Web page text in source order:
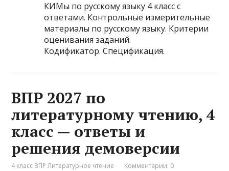
КИМы по русскому языку 4 класс с
ответами. Контрольные измерительные
материалы по русскому языку. Критерии
оценивания заданий.
Кодификатор. Спецификация.
ВПР 2027 по
литературному чтению, 4
класс — ответы и
решения демоверсии
4 класс ВПР Литературное чтение Комментарии: 0